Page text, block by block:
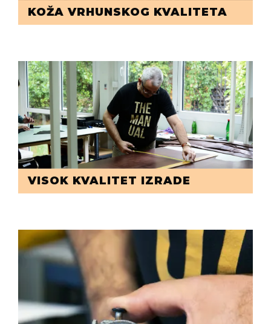
KOŽA VRHUNSKOG KVALITETA
VISOK KVALITET IZRADE